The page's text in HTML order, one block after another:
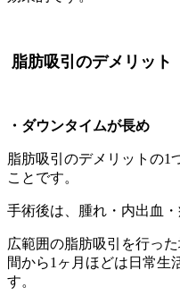
脂肪吸引のデメリット
・ダウンタイムが長め
脂肪吸引のデメリットの1
ことです。
手術後は、腫れ・内出血
広範囲の脂肪吸引を行っ
間から1ヶ月ほどは日常生
す。